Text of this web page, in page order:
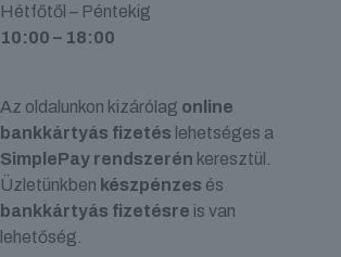
Hétfőtől – Péntekig
10:00 – 18:00
Az oldalunkon kizárólag online
bankkártyás fizetés lehetséges a
SimplePay rendszerén keresztül.
Üzletünkben készpénzes és
bankkártyás fizetésre is van
lehetőség.